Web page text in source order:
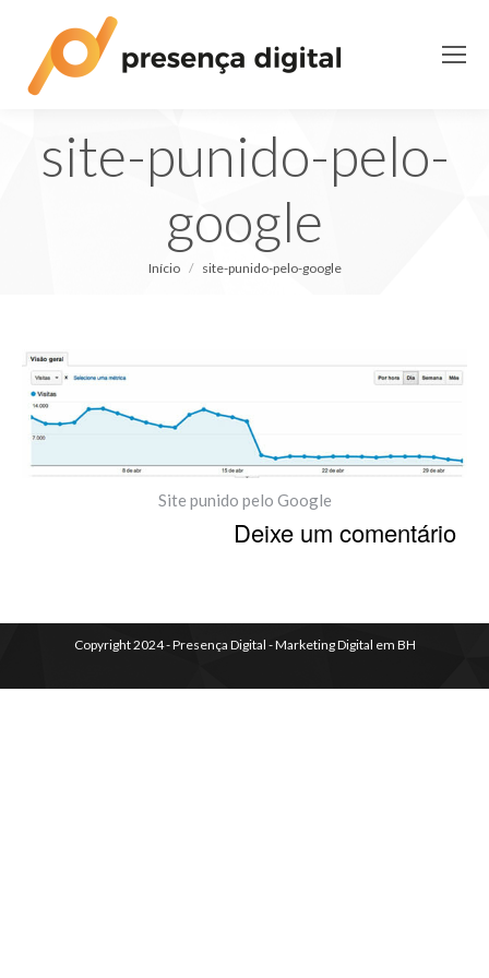
site-punido-pelo-
google
Você está aqui:
Início site-punido-pelo-google
Site punido pelo Google
Deixe um comentário
Copyright 2024 - Presença Digital - Marketing Digital em BH